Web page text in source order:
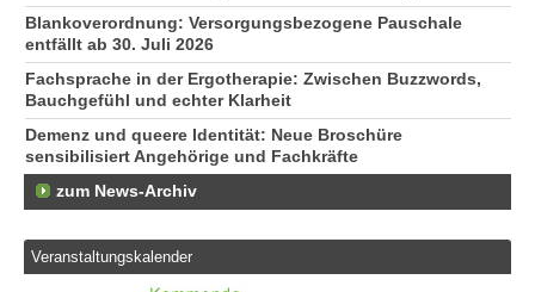
Blankoverordnung: Versorgungsbezogene Pauschale
entfällt ab 30. Juli 2026
Fachsprache in der Ergotherapie: Zwischen Buzzwords,
Bauchgefühl und echter Klarheit
Demenz und queere Identität: Neue Broschüre
sensibilisiert Angehörige und Fachkräfte
zum News-Archiv
Veranstaltungskalender